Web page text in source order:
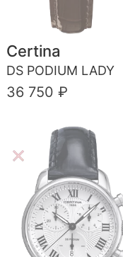
Certina
DS PODIUM LADY
36 750 ₽